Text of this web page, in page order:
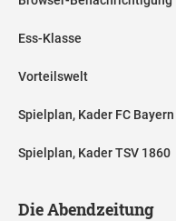
Ess-Klasse
Vorteilswelt
Spielplan, Kader FC Bayern
Spielplan, Kader TSV 1860
Die Abendzeitung